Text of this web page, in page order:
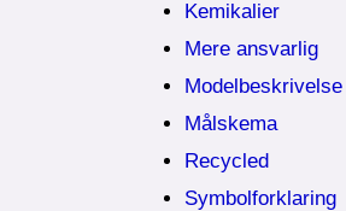
Kemikalier​
Mere ansvarlig
Modelbeskrivelse
Målskema
Recycled
Symbolforklaring